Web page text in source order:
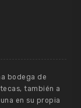
bodega de
también a
en su propia